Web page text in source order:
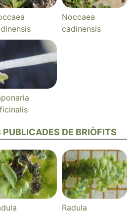
Noccaea
cadinensis
PUBLICADES DE BRIÒFITS
Radula